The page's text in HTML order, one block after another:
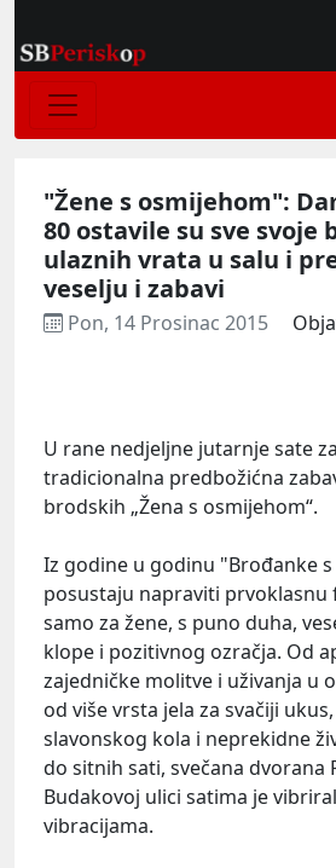
"Žene s osmijehom":
80 ostavile su sve svoje
ulaznih vrata u salu i
veselju i zabavi
Pon, 14 Prosinac 2015
U rane nedjeljne jutarnje sate
tradicionalna predbožićna
brodskih „Žena s osmijehom“.
Iz godine u godinu "Brođanke
posustaju napraviti prvoklasnu
samo za žene, s puno duha,
klope i pozitivnog ozračja. Od
zajedničke molitve i uživanja u
od više vrsta jela za svačiji
slavonskog kola i neprekidne
do sitnih sati, svečana dvorana
Budakovoj ulici satima je
vibracijama.